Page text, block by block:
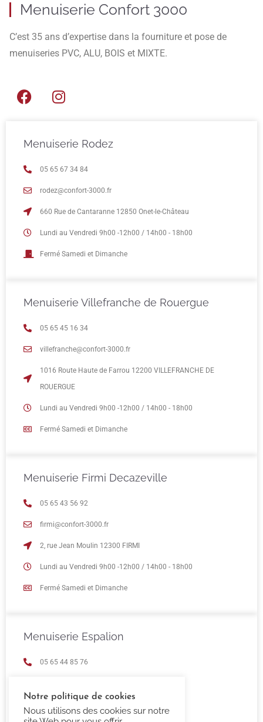
Menuiserie Confort 3000
C’est 35 ans d’expertise dans la fourniture et pose de
menuiseries PVC, ALU, BOIS et MIXTE.
Menuiserie Rodez
05 65 67 34 84
rodez@confort-3000.fr
660 Rue de Cantaranne 12850 Onet-le-Château
Lundi au Vendredi 9h00 -12h00 / 14h00 - 18h00
Fermé Samedi et Dimanche
Menuiserie Villefranche de Rouergue
05 65 45 16 34
villefranche@confort-3000.fr
1016 Route Haute de Farrou 12200 VILLEFRANCHE DE
ROUERGUE
Lundi au Vendredi 9h00 -12h00 / 14h00 - 18h00
Fermé Samedi et Dimanche
Menuiserie Firmi Decazeville
05 65 43 56 92
firmi@confort-3000.fr
2, rue Jean Moulin 12300 FIRMI
Lundi au Vendredi 9h00 -12h00 / 14h00 - 18h00
Fermé Samedi et Dimanche
Menuiserie Espalion
05 65 44 85 76
23 Boulevard de Guizard 12500 Espalion
Notre politique de cookies
Nous utilisons des cookies sur notre